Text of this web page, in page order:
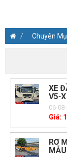
Chuyên
XE
V5-X
06-
Giá:
RƠ